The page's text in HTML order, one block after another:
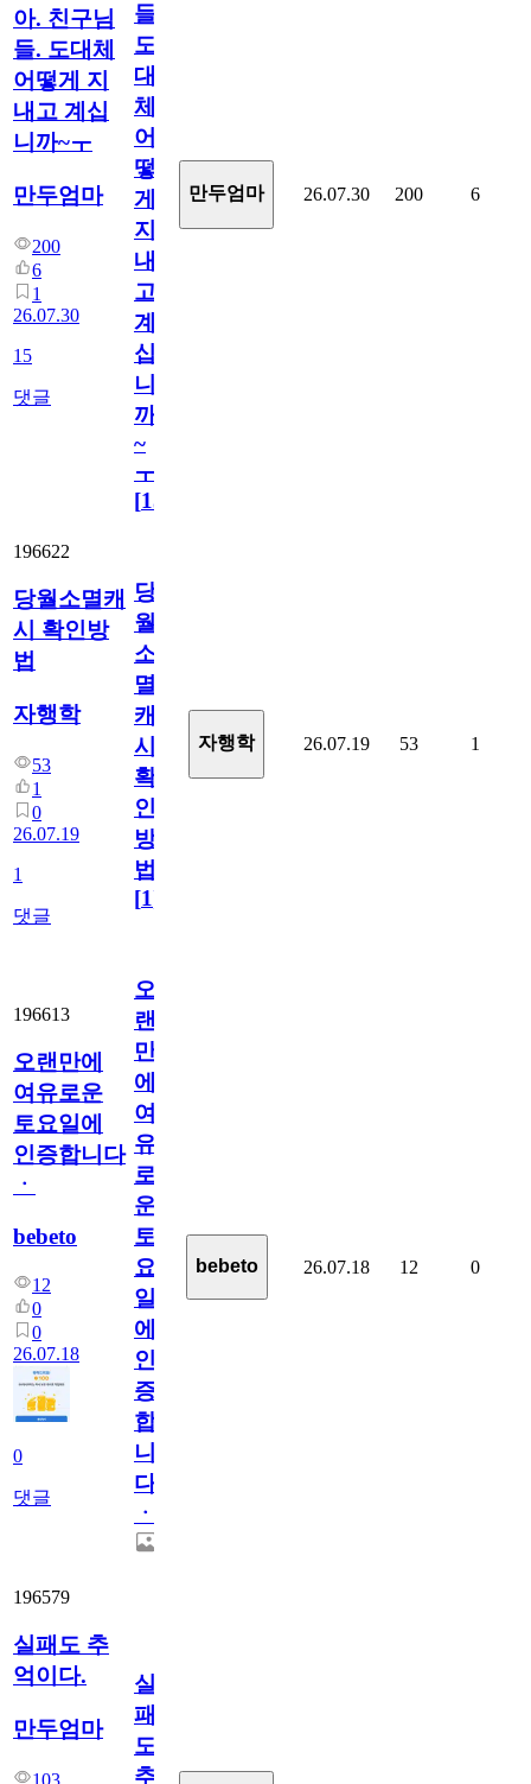
아. 친구님
들. 도대체
어떻게 지
내고 계십
니까~ㅜ
만두엄마
200
6
1
26.07.30
15
댓글
들.
도
대
체
어
떻
게
지
내
고
계
십
니
까
~
ㅜ
[15
만두엄마 26.07.30 200 6
196622
당월소멸캐
시 확인방
법
자행학
53
1
0
26.07.19
1
댓글
당
월
소
멸
캐
시
확
인
방
법
[1]
자행학 26.07.19 53 1
196613
오랜만에
여유로운
토요일에
인증합니다
ㆍ
bebeto
12
0
0
26.07.18
0
댓글
오
랜
만
에
여
유
로
운
토
요
일
에
인
증
합
니
다
ㆍ
bebeto 26.07.18 12 0
196579
실패도 추
억이다.
만두엄마
103
실
패
도
추